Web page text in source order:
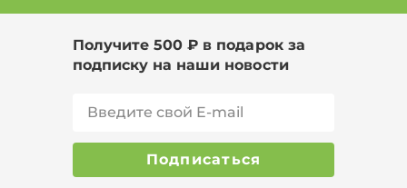
Получите 500 ₽ в подарок за
подписку на наши новости
Подписаться